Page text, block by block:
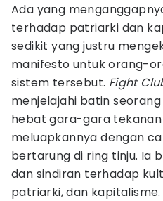
Ada yang
terhadap patriarki dan
sedikit yang justru
manifesto untuk orang-
sistem tersebut. Fight
menjelajahi batin
hebat gara-gara
meluapkannya dengan
bertarung di ring tinju. Ia
dan sindiran terhadap
patriarki, dan